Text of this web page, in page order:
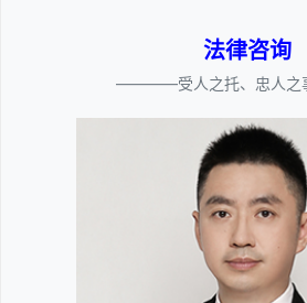
法律咨询
————受人之托、忠人